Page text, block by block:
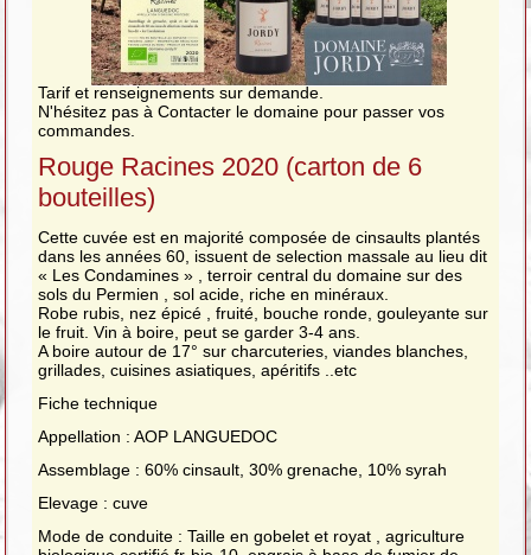
Tarif et renseignements sur demande.
N'hésitez pas à Contacter le domaine pour passer vos
commandes.
Rouge Racines 2020 (carton de 6
bouteilles)
Cette cuvée est en majorité composée de cinsaults plantés
dans les années 60, issuent de selection massale au lieu dit
« Les Condamines » , terroir central du domaine sur des
sols du Permien , sol acide, riche en minéraux.
Robe rubis, nez épicé , fruité, bouche ronde, gouleyante sur
le fruit. Vin à boire, peut se garder 3-4 ans.
A boire autour de 17° sur charcuteries, viandes blanches,
grillades, cuisines asiatiques, apéritifs ..etc
Fiche technique
Appellation : AOP LANGUEDOC
Assemblage : 60% cinsault, 30% grenache, 10% syrah
Elevage : cuve
Mode de conduite : Taille en gobelet et royat , agriculture